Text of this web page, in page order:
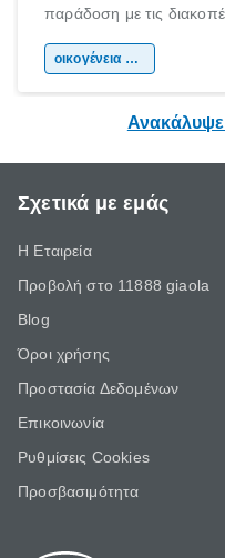
παράδοση με τις
χώρας. Είτε πρόκειται
οικογένεια & παιδί
Σχετικά με εμάς
Η Εταιρεία
Προβολή στο 11888 giaola
Blog
Όροι χρήσης
Προστασία Δεδομένων
Επικοινωνία
Ρυθμίσεις Cookies
Προσβασιμότητα